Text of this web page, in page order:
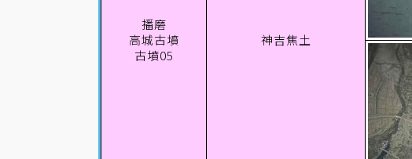
播磨
高城古墳
古墳05
神吉焦土